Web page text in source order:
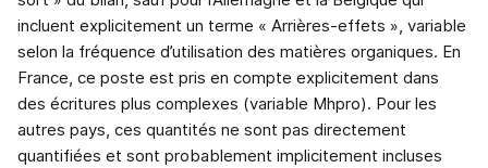
incluent explicitement un terme « Arrières-effets », variable
selon la fréquence d’utilisation des matières organiques. En
France, ce poste est pris en compte explicitement dans
des écritures plus complexes (variable Mhpro). Pour les
autres pays, ces quantités ne sont pas directement
quantifiées et sont probablement implicitement incluses